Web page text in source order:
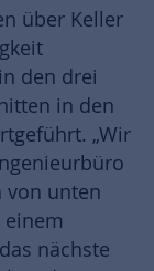
über Keller
den drei
in den
„Wir
von unten
nächste